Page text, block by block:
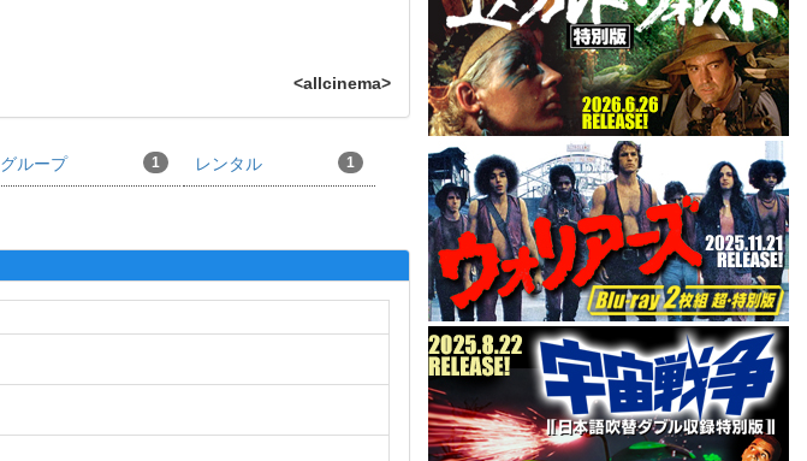
<allcinema>
グループ 1 レンタル 1